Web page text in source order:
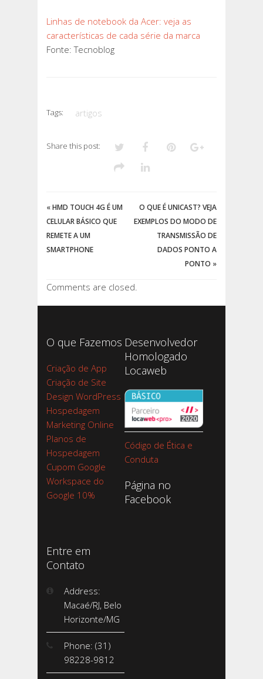
Linhas de notebook da Acer: veja as
características de cada série da marca
Fonte: Tecnoblog
Tags: artigos
Share this post:
«HMD TOUCH 4G É UM
CELULAR BÁSICO QUE
REMETE A UM
SMARTPHONE
O QUE É UNICAST? VEJA
EXEMPLOS DO MODO DE
TRANSMISSÃO DE
DADOS PONTO A
PONTO »
Comments are closed.
O que Fazemos
Criação de App
Criação de Site
Design WordPress
Hospedagem
Marketing Online
Planos de
Hospedagem
Cupom Google
Workspace do
Google 10%
Desenvolvedor
Homologado
Locaweb
Código de Ética e
Conduta
Página no
Facebook
Entre em
Contato
Address:
Macaé/RJ, Belo
Horizonte/MG
Phone: (31)
98228-9812